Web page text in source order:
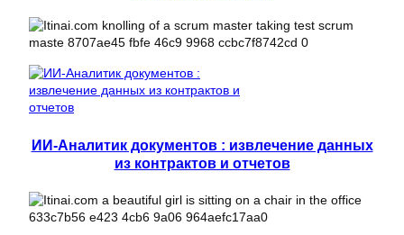
ИИ-Аналитик документов : извлечение данных
из контрактов и отчетов